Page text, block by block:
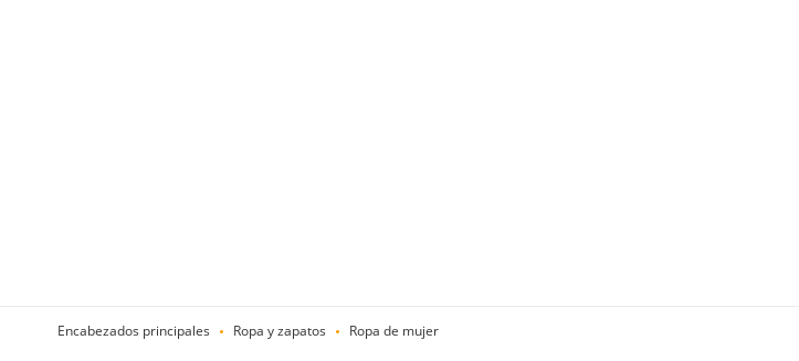
Encabezados principales Ropa y zapatos Ropa de mujer